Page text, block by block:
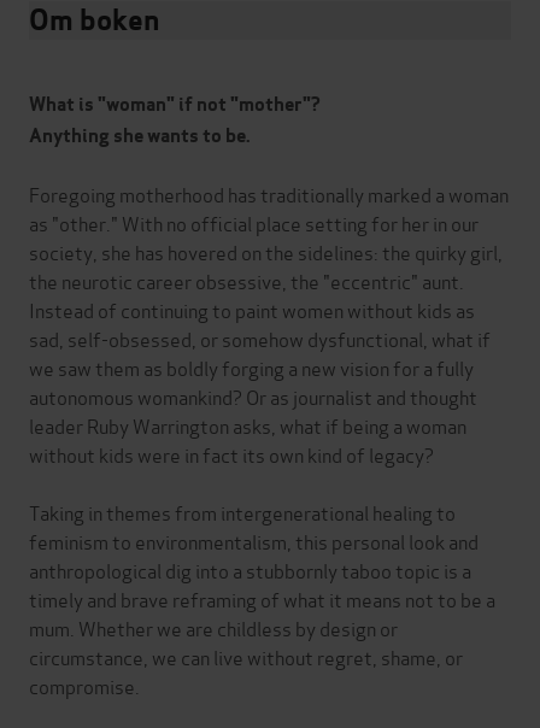
Om boken
What is "woman" if not "mother"?
Anything she wants to be.
Foregoing motherhood has traditionally marked a woman
as "other." With no official place setting for her in our
society, she has hovered on the sidelines: the quirky girl,
the neurotic career obsessive, the "eccentric" aunt.
Instead of continuing to paint women without kids as
sad, self-obsessed, or somehow dysfunctional, what if
we saw them as boldly forging a new vision for a fully
autonomous womankind? Or as journalist and thought
leader Ruby Warrington asks, what if being a woman
without kids were in fact its own kind of legacy?
Taking in themes from intergenerational healing to
feminism to environmentalism, this personal look and
anthropological dig into a stubbornly taboo topic is a
timely and brave reframing of what it means not to be a
mum. Whether we are childless by design or
circumstance, we can live without regret, shame, or
compromise.